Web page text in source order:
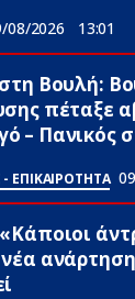
08/2026 13:01
Βουλή:
πέταξε
– Πανικός
- ΕΠΙΚΑΙΡΟΤΗΤΑ